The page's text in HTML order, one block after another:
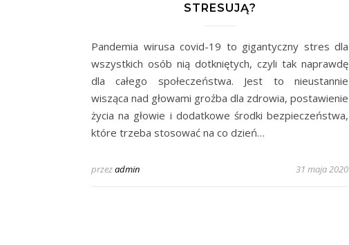
STRESUJĄ?
Pandemia wirusa covid-19 to gigantyczny stres dla
wszystkich osób nią dotkniętych, czyli tak naprawdę
dla całego społeczeństwa. Jest to nieustannie
wisząca nad głowami groźba dla zdrowia, postawienie
życia na głowie i dodatkowe środki bezpieczeństwa,
które trzeba stosować na co dzień…
przezadmin 31 maja 2020